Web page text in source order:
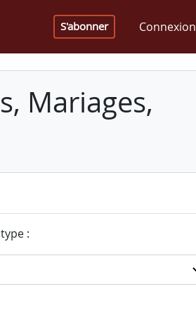
S'abonner Connexion
Mariages,
: